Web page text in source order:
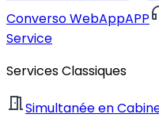
Converso WebAppAPP
Service
Services Classiques
meeting_roomSimultanée en